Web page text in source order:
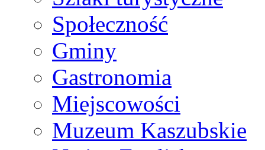
Społeczność
Gminy
Gastronomia
Miejscowości
Muzeum Kaszubskie